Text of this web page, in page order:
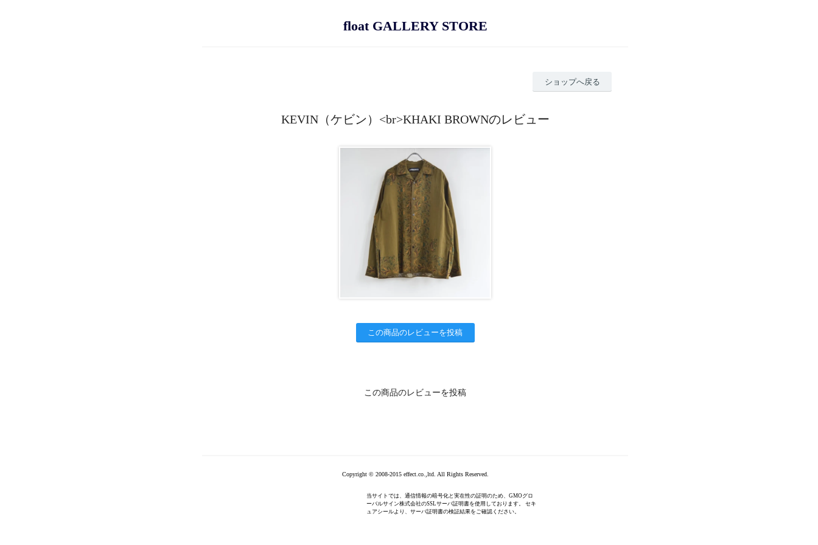
float GALLERY STORE
ショップへ戻る
KEVIN（ケビン）<br>KHAKI BROWNのレビュー
この商品のレビューを投稿
この商品のレビューを投稿
Copyright © 2008-2015 effect.co.,ltd. All Rights Reserved.
当サイトでは、通信情報の暗号化と実在性の証明のため、GMOグロ
ーバルサイン株式会社のSSLサーバ証明書を使用しております。 セキ
ュアシールより、サーバ証明書の検証結果をご確認ください。